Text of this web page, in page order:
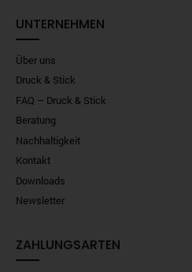
UNTERNEHMEN
Über uns
Druck & Stick
FAQ – Druck & Stick
Beratung
Nachhaltigkeit
Kontakt
Downloads
Newsletter
ZAHLUNGSARTEN